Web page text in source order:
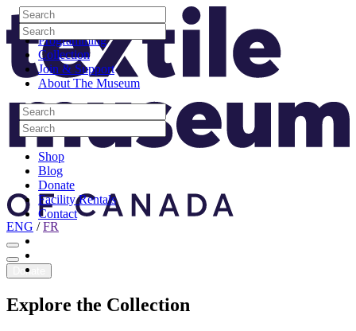
Skip to content
Visit
Programming
Collection
Join & Support
About The Museum
Search
Search
Search
Search
Shop
Blog
Donate
Facility Rentals
Contact
Youtube
Search
Search
Search
Search
Site Logo
ENG /FR
Donate
Explore the Collection